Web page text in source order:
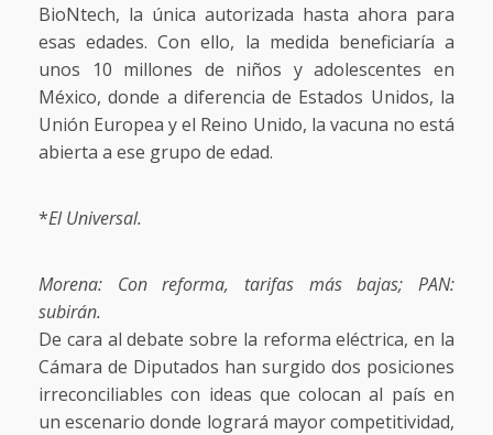
BioNtech, la única autorizada hasta ahora para
esas edades. Con ello, la medida beneficiaría a
unos 10 millones de niños y adolescentes en
México, donde a diferencia de Estados Unidos, la
Unión Europea y el Reino Unido, la vacuna no está
abierta a ese grupo de edad.
*El Universal.
Morena: Con reforma, tarifas más bajas; PAN:
subirán.
De cara al debate sobre la reforma eléctrica, en la
Cámara de Diputados han surgido dos posiciones
irreconciliables con ideas que colocan al país en
un escenario donde logrará mayor competitividad,